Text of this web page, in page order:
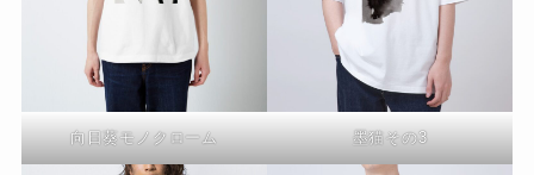
向日葵モノクローム 墨猫その3